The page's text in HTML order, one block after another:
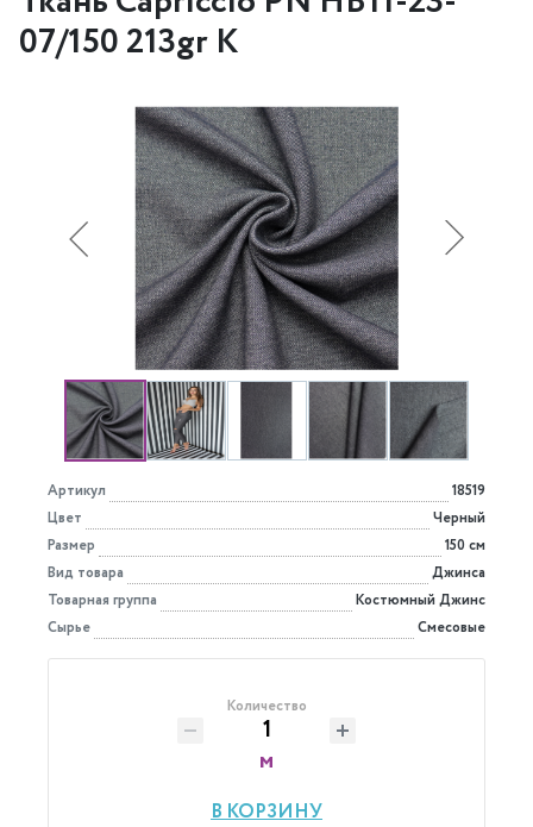
07/150 213gr K
Артикул
18519
Цвет
Черный
Размер
150 см
Вид товара
Джинса
Товарная группа
Костюмный Джинс
Сырье
Смесовые
Количество
м
В КОРЗИНУ